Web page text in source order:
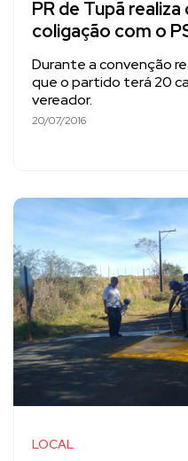
PR de Tupã
coligação com o
Durante a convenção
que o partido terá 20
vereador.
20/07/2016
LOCAL